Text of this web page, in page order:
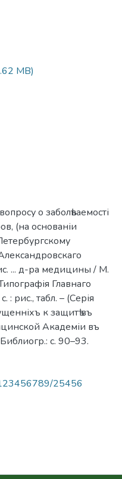
MB)
о заболѣваемості
(на основаніи
... д-ра медицины / М.
Главнаго
: рис., табл. – (Серія
к защитѣ въ
Академіи въ
с. 90–93.
123456789/25456